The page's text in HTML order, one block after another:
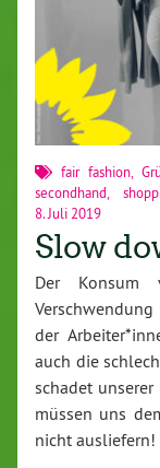
fair fashion
secondhand
8. Juli 2019
Slow
Der Konsum
der
auch die
schadet
müssen uns
nicht ausliefern!